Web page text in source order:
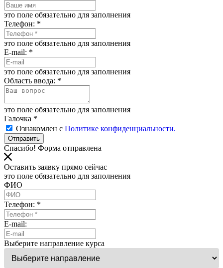
это поле обязательно для заполнения
Телефон: *
это поле обязательно для заполнения
E-mail: *
это поле обязательно для заполнения
Область ввода: *
это поле обязательно для заполнения
Галочка *
Ознакомлен с Политике конфиденциальности.
Отправить
Спасибо! Форма отправлена
Оставить заявку прямо сейчас
это поле обязательно для заполнения
ФИО
Телефон: *
E-mail:
Выберите направление курса